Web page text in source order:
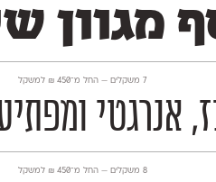
‫7 משקלים — החל מ־ 450
₪ למשקל
אנרגטי
‫8 משקלים — החל מ־450
₪ למשקל